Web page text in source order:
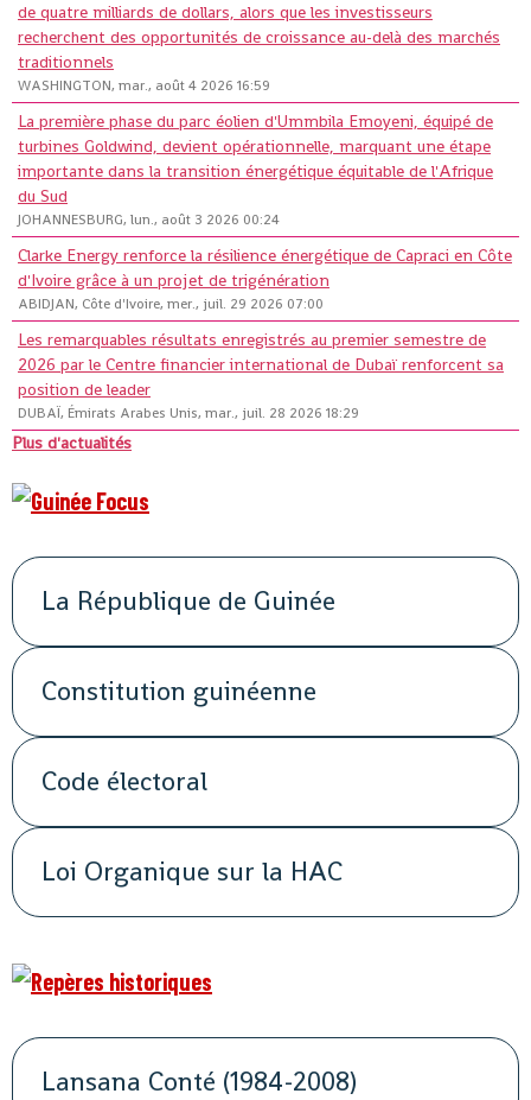
de quatre milliards de dollars, alors que les investisseurs
recherchent des opportunités de croissance au-delà des marchés
traditionnels
WASHINGTON, mar., août 4 2026 16:59
La première phase du parc éolien d'Ummbila Emoyeni, équipé de
turbines Goldwind, devient opérationnelle, marquant une étape
importante dans la transition énergétique équitable de l'Afrique
du Sud
JOHANNESBURG, lun., août 3 2026 00:24
Clarke Energy renforce la résilience énergétique de Capraci en Côte
d'Ivoire grâce à un projet de trigénération
ABIDJAN, Côte d'Ivoire, mer., juil. 29 2026 07:00
Les remarquables résultats enregistrés au premier semestre de
2026 par le Centre financier international de Dubaï renforcent sa
position de leader
DUBAÏ, Émirats Arabes Unis, mar., juil. 28 2026 18:29
Plus d'actualités
La République de Guinée
Constitution guinéenne
Code électoral
Loi Organique sur la HAC
Lansana Conté (1984-2008)